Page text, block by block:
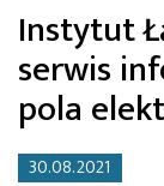
Instytut
serwis
pola
30.08.2021